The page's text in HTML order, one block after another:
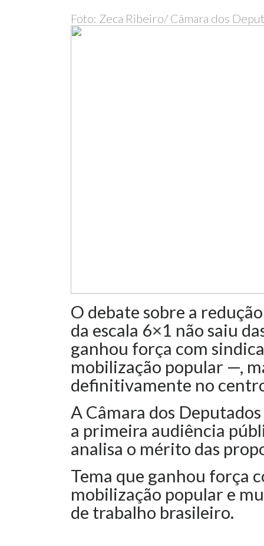
Foto: Zeca Ribeiro/ Câmara dos
O debate sobre a
da escala 6×1 não saiu
ganhou força com
mobilização popular —,
definitivamente no
A Câmara dos
a primeira audiência
analisa o mérito das
Tema que ganhou força
mobilização popular e
de trabalho brasileiro.